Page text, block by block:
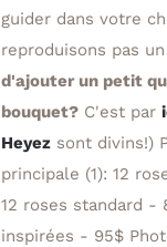
guider dans votre
reproduisons pas
d'ajouter un petit
bouquet? C'est par
Heyez sont divins!)
principale (1): 12
12 roses standard -
inspirées - 95$